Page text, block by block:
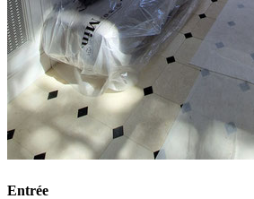
Entrée